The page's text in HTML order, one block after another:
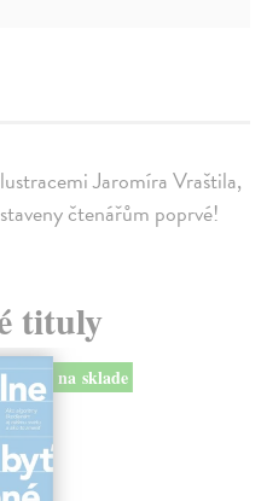
Jaromíra Vraštila,
čtenářům poprvé!
tituly
na sklade